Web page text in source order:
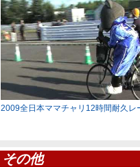
2009全日本ママチャリ12時間耐久レ
その他